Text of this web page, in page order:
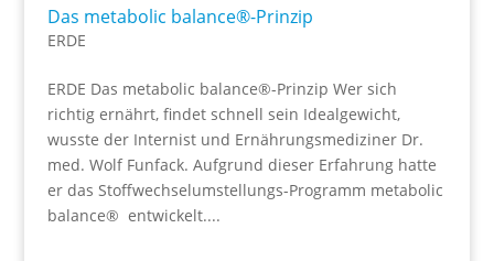
Das metabolic balance®-Prinzip
ERDE
ERDE Das metabolic balance®-Prinzip Wer sich
richtig ernährt, findet schnell sein Idealgewicht,
wusste der Internist und Ernährungsmediziner Dr.
med. Wolf Funfack. Aufgrund dieser Erfahrung hatte
er das Stoffwechselumstellungs-Programm metabolic
balance® entwickelt....